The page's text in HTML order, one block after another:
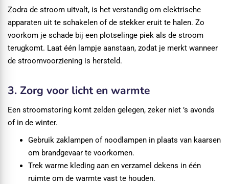
Zodra de stroom uitvalt, is het verstandig om elektrische
apparaten uit te schakelen of de stekker eruit te halen. Zo
voorkom je schade bij een plotselinge piek als de stroom
terugkomt. Laat één lampje aanstaan, zodat je merkt wanneer
de stroomvoorziening is hersteld.
3. Zorg voor licht en warmte
Een stroomstoring komt zelden gelegen, zeker niet ’s avonds
of in de winter.
Gebruik zaklampen of noodlampen in plaats van kaarsen
om brandgevaar te voorkomen.
Trek warme kleding aan en verzamel dekens in één
ruimte om de warmte vast te houden.